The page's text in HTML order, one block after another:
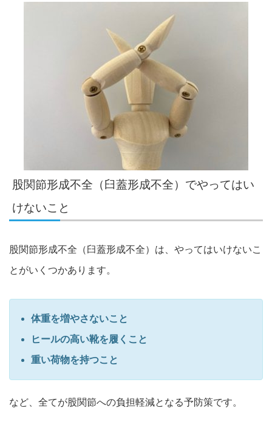
股関節形成不全（臼蓋形成不全）でやってはい
けないこと
股関節形成不全（臼蓋形成不全）は、やってはいけないこ
とがいくつかあります。
体重を増やさないこと
ヒールの高い靴を履くこと
重い荷物を持つこと
など、全てが股関節への負担軽減となる予防策です。